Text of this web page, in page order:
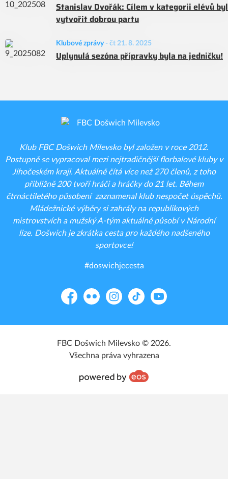
Stanislav Dvořák: Cílem v kategorii elévů
vytvořit dobrou partu
Klubové zprávy - čt 21. 8. 2025
Uplynulá sezóna přípravky byla na jedničku!
Klub FBC Došwich Milevsko byl založen v roce 2012.
Postupně se vypracoval mezi nejtradičnější florbalové kluby v
Jihočeském kraji. Aktuálně čítá více než 270 členů, z toho
přibližně 200 tvoří hráči a hráčky do 21 let. Během
čtrnáctiletého působení zaznamenal klub nespočet úspěchů.
Mládežnické výběry si zahrály na republikových
mistrovstvích a mužský A-tým aktuálně působí v Národní
lize. Došwich je zkrátka cesta pro každého nadšeného
sportovce!
#doswichjecesta
FacebookFlickr Instagram
TikTok YouTube
FBC Došwich Milevsko © 2026.
Všechna práva vyhrazena